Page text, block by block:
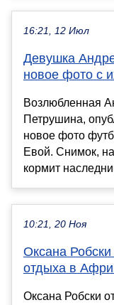
16:21, 12 Июл
Девушка
новое фото с
Возлюбленная
Петрушина,
новое фото
Евой. Снимок,
кормит
10:21, 20 Ноя
Оксана
отдыха в
Оксана Робски